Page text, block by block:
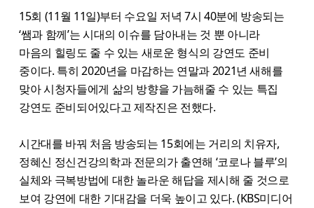
15회 (11월 11일)부터 수요일 저녁 7시 40분에 방송되는
‘쌤과 함께’는 시대의 이슈를 담아내는 것 뿐 아니라
마음의 힐링도 줄 수 있는 새로운 형식의 강연도 준비
중이다. 특히 2020년을 마감하는 연말과 2021년 새해를
맞아 시청자들에게 삶의 방향을 가늠해줄 수 있는 특집
강연도 준비되어있다고 제작진은 전했다.
시간대를 바꿔 처음 방송되는 15회에는 거리의 치유자,
정혜신 정신건강의학과 전문의가 출연해 ‘코로나 블루’의
실체와 극복방법에 대한 놀라운 해답을 제시해 줄 것으로
보여 강연에 대한 기대감을 더욱 높이고 있다. (KBS미디어